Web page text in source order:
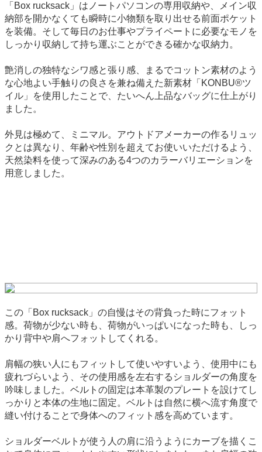
「Box rucksack」はノートパソコンの専用収納や、メイン収
納部を開かなくても瞬時に小物類を取り出せる前面ポケット
を装備。そして毎日のお仕事やプライペートに必要なモノを
しっかり収納して持ち運ぶことができる確かな収納力。
艶消しの独特なシワ感と張り感、まるでコットン素材のよう
な心地よい手触りの良さを兼ね備えた新素材「KONBU®ツ
イル」を使用したことで、たいへん上品なバッグに仕上がり
ました。
外見は極めて、ミニマル。アウトドアメーカーの作るリュッ
クとは異なり、年齢や性別を超えてお使いいただけるよう、
天然染料を使って深みのある4つのカラーバリエーションを
用意しました。
この「Box rucksack」の自慢はその背負った時にフォット
感。荷物が少ない時も、荷物がいっぱいになった時も、しっ
かり背中や肩へフォットしてくれる。
肩幅の狭い人にもフィットして使いやすいよう、使用中にも
疲れづらいよう、その使用感を左右するショルダーの角度を
吟味しました。ベルトの固定は本革製のプレートを設けてし
っかりと本体の生地に固定。ベルトは自然に横へ流す角度で
縫い付けることで身体へのフィット感を高めています。
ショルダーベルトが使う人の肩に沿うようにカーブを描くこ